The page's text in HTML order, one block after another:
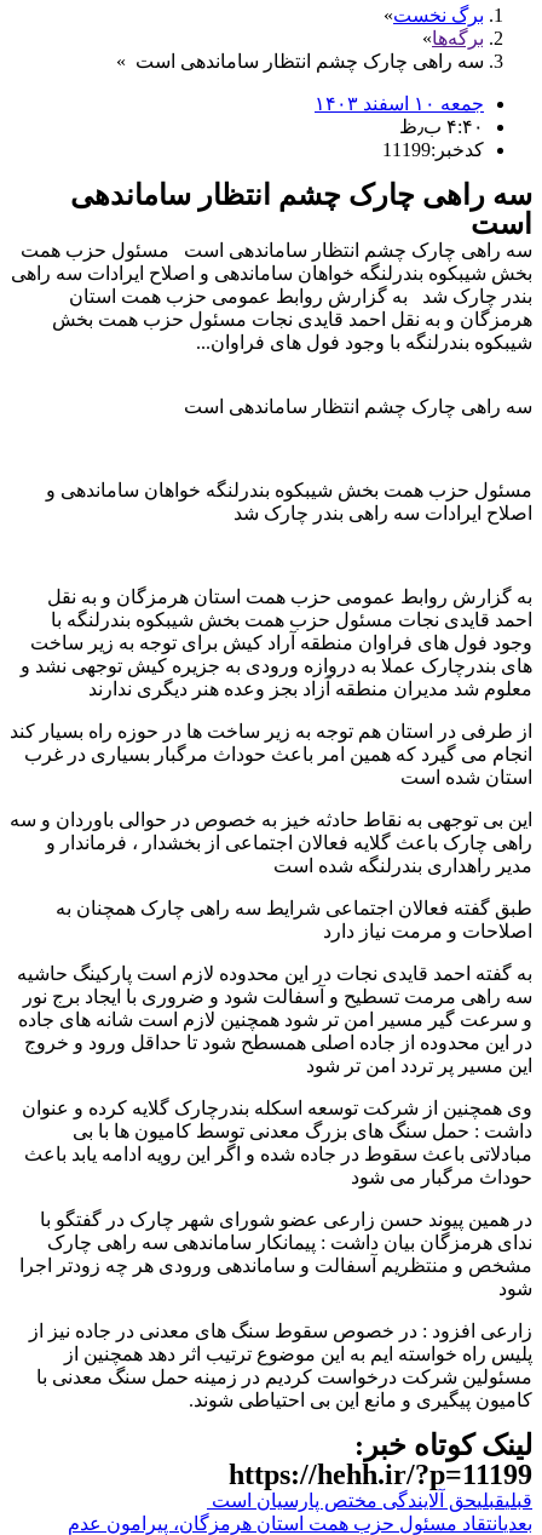
برگ نخست
برگه‌ها
سه راهی چارک چشم انتظار ساماندهی است
جمعه ۱۰ اسفند ۱۴۰۳
۴:۴۰ ب٫ظ
کدخبر:11199
سه راهی چارک چشم انتظار ساماندهی
است
سه راهی چارک چشم انتظار ساماندهی است مسئول حزب همت
بخش شیبکوه بندرلنگه خواهان ساماندهی و اصلاح ایرادات سه راهی
بندر چارک شد به گزارش روابط عمومی حزب همت استان
هرمزگان و به نقل احمد قایدی نجات مسئول حزب همت بخش
شیبکوه بندرلنگه با وجود فول های فراوان...
سه راهی چارک چشم انتظار ساماندهی است
مسئول حزب همت بخش شیبکوه بندرلنگه خواهان ساماندهی و
اصلاح ایرادات سه راهی بندر چارک شد
به گزارش روابط عمومی حزب همت استان هرمزگان و به نقل
احمد قایدی نجات مسئول حزب همت بخش شیبکوه بندرلنگه با
وجود فول های فراوان منطقه آراد کیش برای توجه به زیر ساخت
های بندرچارک عملا به دروازه ورودی به جزیره کیش توجهی نشد و
معلوم شد مدیران منطقه آزاد بجز وعده هنر دیگری ندارند
از طرفی در استان هم توجه به زیر ساخت ها در حوزه راه بسیار کند
انجام می گیرد که همین امر باعث حوداث مرگبار بسیاری در غرب
استان شده است
این بی توجهی به نقاط حادثه خیز به خصوص در حوالی باوردان و سه
راهی چارک باعث گلایه فعالان اجتماعی از بخشدار ، فرماندار و
مدیر راهداری بندرلنگه شده است
طبق گفته فعالان اجتماعی شرایط سه راهی چارک همچنان به
اصلاحات و مرمت نیاز دارد
به گفته احمد قایدی نجات در این محدوده لازم است پارکینگ حاشیه
سه راهی مرمت تسطیح و آسفالت شود و ضروری با ایجاد برج نور
و سرعت گیر مسیر امن تر شود همچنین لازم است شانه های جاده
در این محدوده از جاده اصلی همسطح شود تا حداقل ورود و خروج
این مسیر پر تردد امن تر شود
وی همچنین از شرکت توسعه اسکله بندرچارک گلایه کرده و عنوان
داشت : حمل سنگ های بزرگ معدنی توسط کامیون ها با بی
مبادلاتی باعث سقوط در جاده شده و اگر این رویه ادامه یابد باعث
حوداث مرگبار می شود
در همین پیوند حسن زارعی عضو شورای شهر چارک در گفتگو با
ندای هرمزگان بیان داشت : پیمانکار ساماندهی سه راهی چارک
مشخص و منتظریم آسفالت و ساماندهی ورودی هر چه زودتر اجرا
شود
زارعی افزود : در خصوص سقوط سنگ های معدنی در جاده نیز از
پلیس راه خواسته ایم به این موضوع ترتیب اثر دهد همچنین از
مسئولین شرکت درخواست کردیم در زمینه حمل سنگ معدنی با
کامیون پیگیری و مانع این بی احتیاطی شوند.
لینک کوتاه خبر:
https://hehh.ir/?p=11199
قبلیقبلیحق آلایندگی مختص پارسیان است
بعدیانتقاد مسئول حزب همت استان هرمزگان، پیرامون عدم